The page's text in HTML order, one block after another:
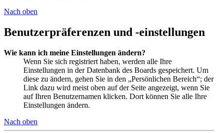
Nach oben
Benutzerpräferenzen und -einstellungen
Wie kann ich meine Einstellungen ändern?
Wenn Sie sich registriert haben, werden alle Ihre
Einstellungen in der Datenbank des Boards gespeichert. Um
diese zu ändern, gehen Sie in den „Persönlichen Bereich“; der
Link dazu wird meist oben auf der Seite angezeigt, wenn Sie
auf Ihren Benutzernamen klicken. Dort können Sie alle Ihre
Einstellungen ändern.
Nach oben